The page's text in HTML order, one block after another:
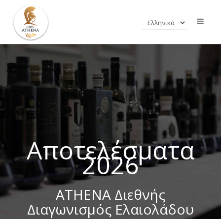
Αποτελέσματα
2026
ATHENA Διεθνής
Διαγωνισμός Ελαιολάδου